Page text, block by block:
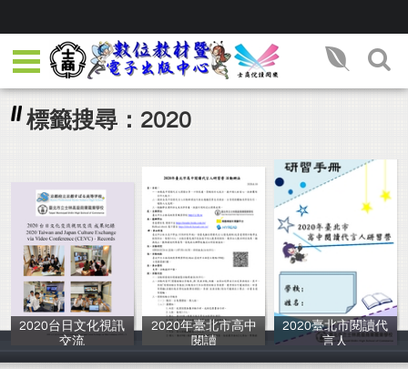
標籤搜尋：2020
2020台日文化視訊
交流
鍾允中等
2020年臺北市高中
閱讀
鍾允中等
2020臺北市閱讀代
言人
鍾允中等